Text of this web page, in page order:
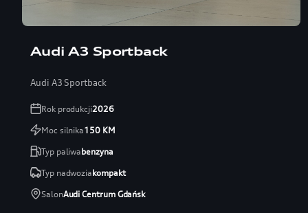
Audi A3 Sportback
Audi A3 Sportback
Rok produkcji2026
Moc silnika150KM
Typ paliwabenzyna
Typ nadwoziakompakt
SalonAudi Centrum Gdańsk